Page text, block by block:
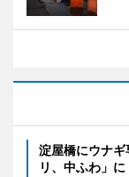
淀屋橋にウナ
リ、中ふわ」に